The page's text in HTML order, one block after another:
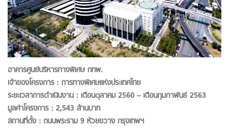
อาคารศูนย์บริหารทางพิเศษ กทพ.
เจ้าของโครงการ : การทางพิเศษแห่งประเทศไทย
ระยะเวลาการดำเนินงาน : เดือนตุลาคม 2560 – เดือนกุมภาพันธ์ 2563
มูลค่าโครงการ : 2,543 ล้านบาท
สถานที่ตั้ง : ถนนพระราม 9 ห้วยขวาง กรุงเทพฯ